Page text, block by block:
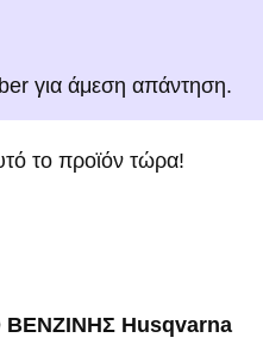
για άμεση απάντηση.
το προϊόν τώρα!
Husqvarna